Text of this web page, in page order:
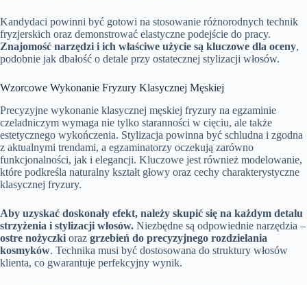
Kandydaci powinni być gotowi na stosowanie różnorodnych technik
fryzjerskich oraz demonstrować elastyczne podejście do pracy.
Znajomość narzędzi i ich właściwe użycie są kluczowe dla oceny,
podobnie jak dbałość o detale przy ostatecznej stylizacji włosów.
Wzorcowe Wykonanie Fryzury Klasycznej Męskiej
Precyzyjne wykonanie klasycznej męskiej fryzury na egzaminie
czeladniczym wymaga nie tylko staranności w cięciu, ale także
estetycznego wykończenia. Stylizacja powinna być schludna i zgodna
z aktualnymi trendami, a egzaminatorzy oczekują zarówno
funkcjonalności, jak i elegancji. Kluczowe jest również modelowanie,
które podkreśla naturalny kształt głowy oraz cechy charakterystyczne
klasycznej fryzury.
Aby uzyskać doskonały efekt, należy skupić się na każdym detalu
strzyżenia i stylizacji włosów. Niezbędne są odpowiednie narzędzia –
ostre nożyczki oraz grzebień do precyzyjnego rozdzielania
kosmyków. Technika musi być dostosowana do struktury włosów
klienta, co gwarantuje perfekcyjny wynik.